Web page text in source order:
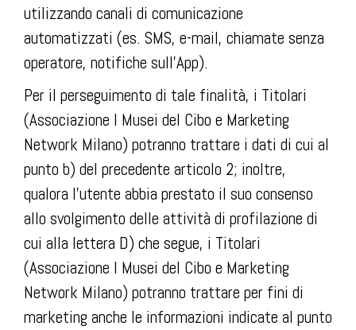
utilizzando canali di comunicazione
automatizzati (es. SMS, e-mail, chiamate senza
operatore, notifiche sull’App).
Per il perseguimento di tale finalità, i Titolari
(Associazione I Musei del Cibo e Marketing
Network Milano) potranno trattare i dati di cui al
punto b) del precedente articolo 2; inoltre,
qualora l’utente abbia prestato il suo consenso
allo svolgimento delle attività di profilazione di
cui alla lettera D) che segue, i Titolari
(Associazione I Musei del Cibo e Marketing
Network Milano) potranno trattare per fini di
marketing anche le informazioni indicate al punto